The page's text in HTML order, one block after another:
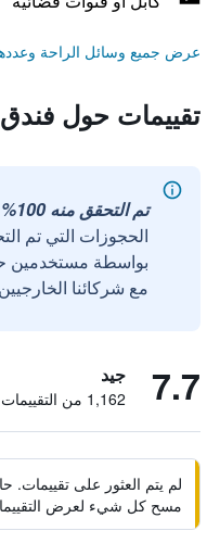
عرض جميع وسائل الراحة وعددها
تقييمات حول فندق
تم التحقق منه 100%
الحجوزات التي تم
مع شركائنا
7.7 جيد
1,162 من التقييمات تم التحقق منها
لم يتم العثور على تقييمات.
مسح كل شيء لعرض